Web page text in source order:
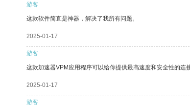
游客
这款软件简直是神器，解决了我所有问题。
2025-01-17
游客
这款加速器VPM应用程序可以给你提供最高速度和安全性的连
2025-01-17
游客